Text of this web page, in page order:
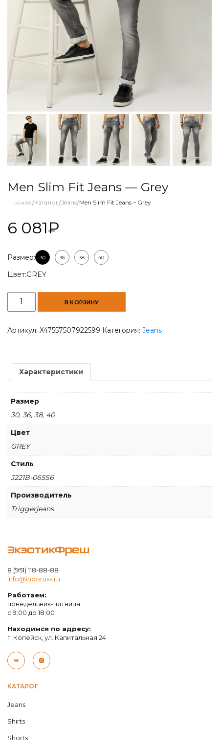
Men Slim Fit Jeans — Grey
Главная/Каталог/Jeans/Men Slim Fit Jeans – Grey
6 081₽
Размер: 30 36 38 40
Цвет:GREY
Количество
товара
Slim
Grey
В КОРЗИНУ
Артикул: X47557507922599 Категория: Jeans
Характеристики
Размер
30, 36, 38, 40
Цвет
GREY
Стиль
J221B-065S6
Производитель
Triggerjeans
КАТАЛОГ
Jeans
Shirts
Shorts
ЭкзотикФреш
8 (951) 118-88-88
info@indoruss.ru
Работаем:
понедельник-пятница
с 9:00 до 18:00
Находимся по адресу:
г. Копейск, ул. Капитальная 24